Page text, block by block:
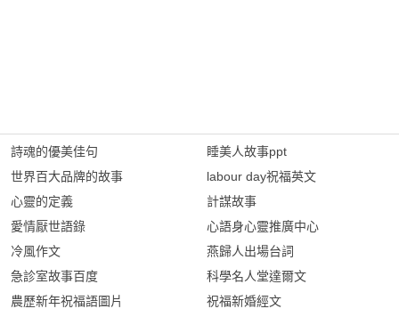
詩魂的優美佳句
世界百大品牌的故事
心靈的定義
愛情厭世語錄
冷風作文
急診室故事百度
農歷新年祝福語圖片
睡美人故事ppt
labour day祝福英文
計謀故事
心語身心靈推廣中心
燕歸人出場台詞
科學名人堂達爾文
祝福新婚經文